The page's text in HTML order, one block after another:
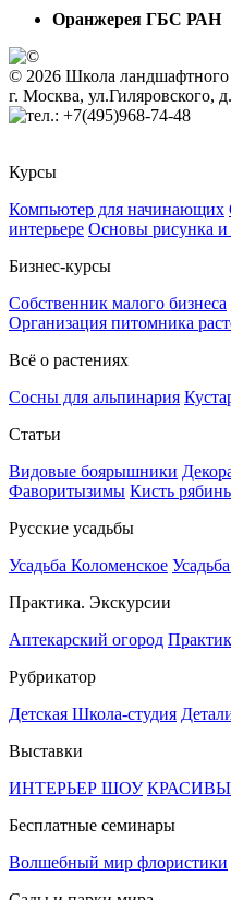
Оранжерея ГБС РАН
© 2026 Школа
г. Москва, ул.Гиляровского,
+7(495)968-74-48
Курсы
Компьютер для начинающих
интерьере Основы рисунка
Бизнес-курсы
Собственник малого бизнеса
Организация питомника
Всё о растениях
Сосны для альпинария
Статьи
Видовые боярышники
Фаворитызимы Кисть
Русские усадьбы
Усадьба Коломенское
Практика. Экскурсии
Аптекарский огород
Рубрикатор
Детская Школа-студия
Выставки
ИНТЕРЬЕР ШОУ
Бесплатные семинары
Волшебный мир флористики